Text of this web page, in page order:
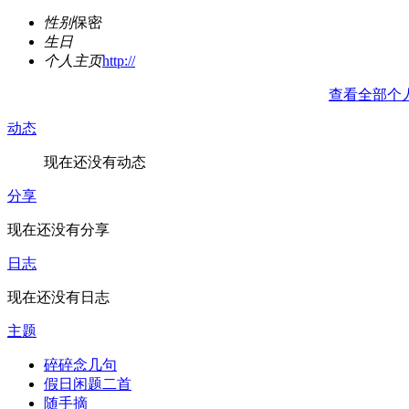
性别保密
生日
个人主页http://
查看全部个
动态
现在还没有动态
分享
现在还没有分享
日志
现在还没有日志
主题
碎碎念几句
假日闲题二首
随手摘